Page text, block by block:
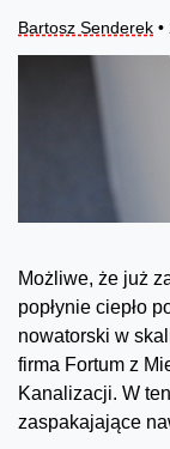
Bartosz Senderek
Możliwe, że już
popłynie ciepło
nowatorski w
firma Fortum z
Kanalizacji. W
zaspakajające